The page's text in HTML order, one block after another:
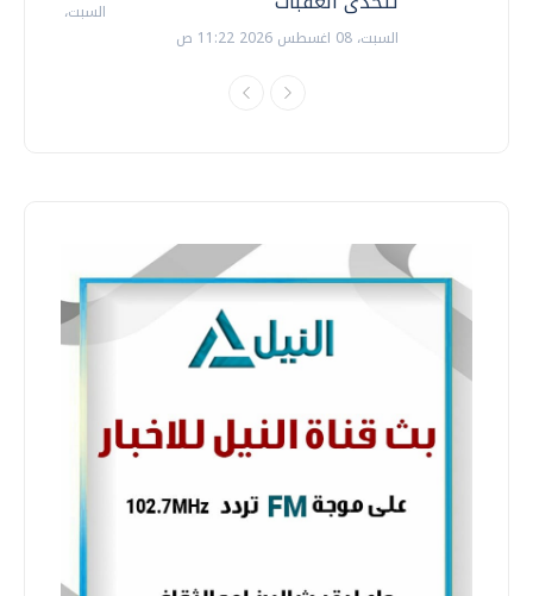
السبت، 18 يوليو 2026 09:22 ص
السبت، 08 اغسطس 2026 11:22 ص